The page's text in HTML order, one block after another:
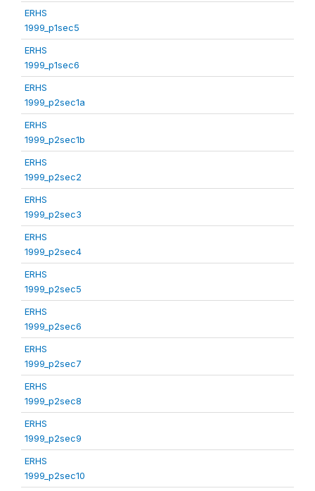
ERHS
1999_p1sec5
ERHS
1999_p1sec6
ERHS
1999_p2sec1a
ERHS
1999_p2sec1b
ERHS
1999_p2sec2
ERHS
1999_p2sec3
ERHS
1999_p2sec4
ERHS
1999_p2sec5
ERHS
1999_p2sec6
ERHS
1999_p2sec7
ERHS
1999_p2sec8
ERHS
1999_p2sec9
ERHS
1999_p2sec10